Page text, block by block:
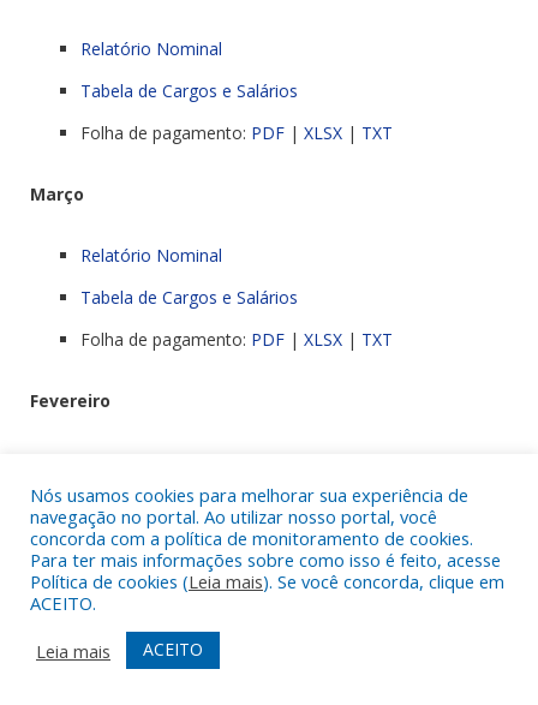
Relatório Nominal
Tabela de Cargos e Salários
Folha de pagamento: PDF | XLSX | TXT
Março
Relatório Nominal
Tabela de Cargos e Salários
Folha de pagamento: PDF | XLSX | TXT
Fevereiro
Tabela de Cargos e Salários
Folha de pagamento: PDF|XLSX|TXT
Janeiro
Relatório Nominal
Nós usamos cookies para melhorar sua experiência de
navegação no portal. Ao utilizar nosso portal, você
concorda com a política de monitoramento de cookies.
Para ter mais informações sobre como isso é feito, acesse
Política de cookies (Leia mais). Se você concorda, clique em
ACEITO.
Leia mais
ACEITO